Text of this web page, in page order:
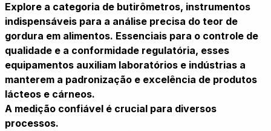
Explore a categoria de butirômetros, instrumentos
indispensáveis para a análise precisa do teor de
gordura em alimentos. Essenciais para o controle de
qualidade e a conformidade regulatória, esses
equipamentos auxiliam laboratórios e indústrias a
manterem a padronização e excelência de produtos
lácteos e cárneos.
A medição confiável é crucial para diversos
processos.